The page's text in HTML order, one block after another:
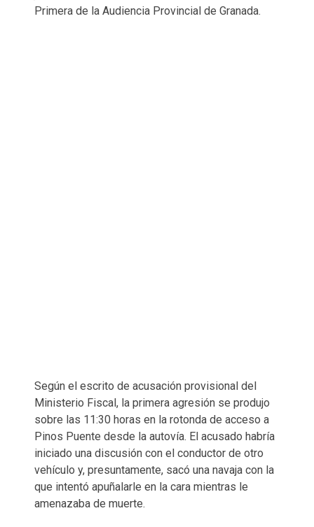
Primera de la Audiencia Provincial de Granada.
Según el escrito de acusación provisional del
Ministerio Fiscal, la primera agresión se produjo
sobre las 11:30 horas en la rotonda de acceso a
Pinos Puente desde la autovía. El acusado habría
iniciado una discusión con el conductor de otro
vehículo y, presuntamente, sacó una navaja con la
que intentó apuñalarle en la cara mientras le
amenazaba de muerte.